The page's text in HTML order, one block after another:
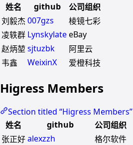
姓名
github
公司组织
刘毅杰 007gzs
棱镜七彩
凌轶群 LynskylateeBay
赵炳堃sjtuzbk
阿里云
韦鑫
WeixinX 爱橙科技
Higress Members
Section titled “Higress Members”
姓名
github
公司组织
张正好alexzzh
格尔软件